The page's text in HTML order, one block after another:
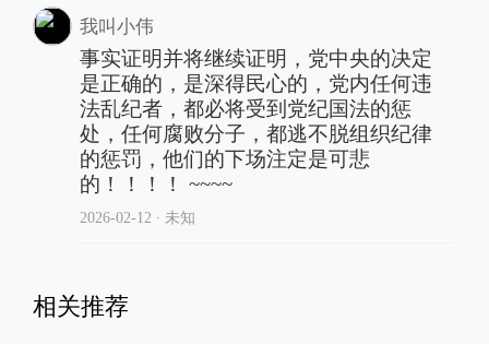
我叫小伟
事实证明并将继续证明，党中央的决定
是正确的，是深得民心的，党内任何违
法乱纪者，都必将受到党纪国法的惩
处，任何腐败分子，都逃不脱组织纪律
的惩罚，他们的下场注定是可悲
的！！！！ ~~~~
2026-02-12 ∙ 未知
相关推荐